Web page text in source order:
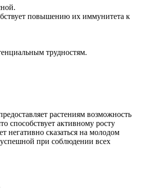
повышению их иммунитета к
трудностям.
растениям возможность
способствует активному росту
негативно сказаться на молодом
при соблюдении всех